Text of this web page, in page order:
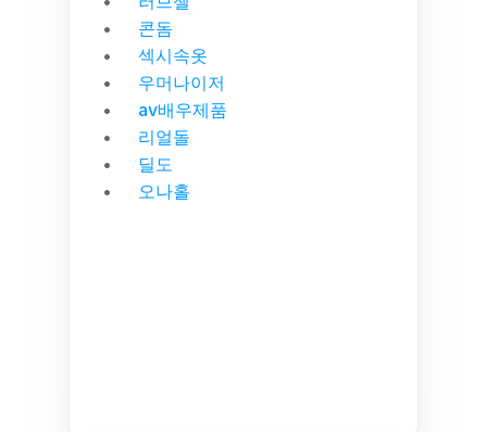
콘돔
섹시속옷
우머나이저
av배우제품
리얼돌
딜도
오나홀